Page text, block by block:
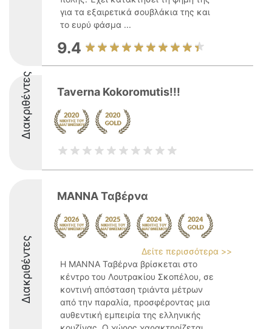
για τα εξαιρετικά σουβλάκια της και
το ευρύ φάσμα ...
9.4
Διακριθέντες Taverna Kokoromutis!!!
Διακριθέντες
ΜΑΝΝΑ Ταβέρνα
Δείτε περισσότερα >>
Η ΜΑΝΝΑ Ταβέρνα βρίσκεται στο
κέντρο του Λουτρακίου Σκοπέλου, σε
κοντινή απόσταση τριάντα μέτρων
από την παραλία, προσφέροντας μια
αυθεντική εμπειρία της ελληνικής